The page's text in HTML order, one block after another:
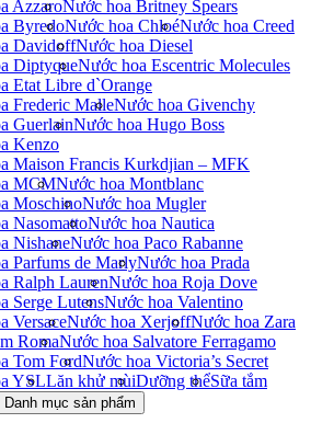
AzzaroNước hoa Britney Spears
ByredoNước hoa ChloéNước hoa Creed
DavidoffNước hoa Diesel
DiptyqueNước hoa Escentric Molecules
Etat Libre d`Orange
Frederic MalleNước hoa Givenchy
GuerlainNước hoa Hugo Boss
Kenzo
Maison Francis Kurkdjian – MFK
MCMNước hoa Montblanc
MoschinoNước hoa Mugler
NasomattoNước hoa Nautica
NishaneNước hoa Paco Rabanne
Parfums de MarlyNước hoa Prada
Ralph LaurenNước hoa Roja Dove
Serge LutensNước hoa Valentino
VersaceNước hoa XerjoffNước hoa Zara
RomaNước hoa Salvatore Ferragamo
Tom FordNước hoa Victoria’s Secret
YSLLăn khử mùiDưỡng thểSữa tắm
Danh mục sản phẩm